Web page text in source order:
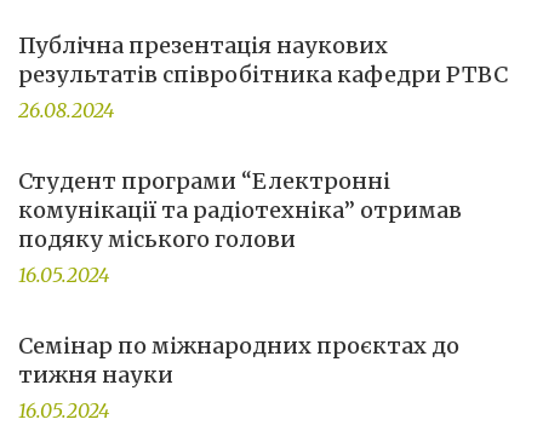
Публічна презентація наукових
результатів співробітника кафедри РТВС
26.08.2024
Студент програми “Електронні
комунікації та радіотехніка” отримав
подяку міського голови
16.05.2024
Семінар по міжнародних проєктах до
тижня науки
16.05.2024